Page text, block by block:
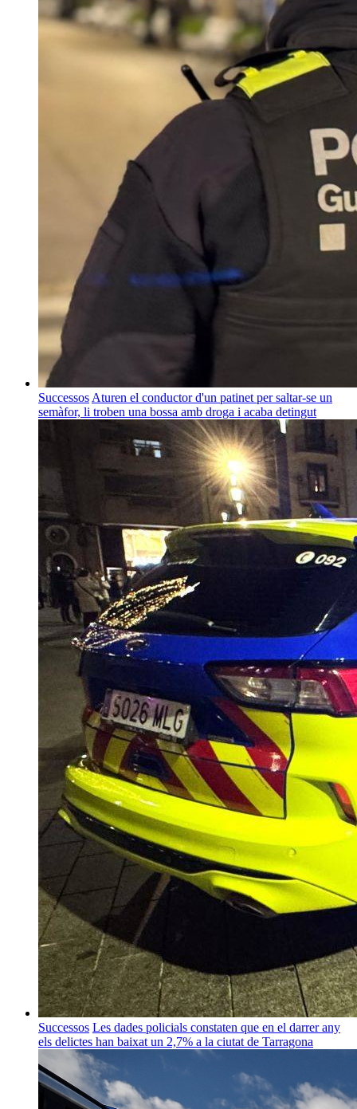
Successos Aturen el conductor d'un patinet per saltar-se un
semàfor, li troben una bossa amb droga i acaba detingut
Successos Les dades policials constaten que en el darrer any
els delictes han baixat un 2,7% a la ciutat de Tarragona